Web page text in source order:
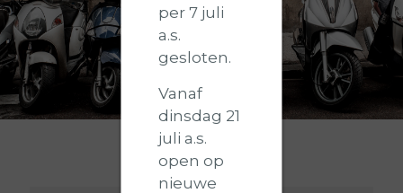
per 7 juli
a.s.
gesloten.
Vanaf
dinsdag 21
juli a.s.
open op
nieuwe